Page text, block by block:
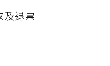
及退票